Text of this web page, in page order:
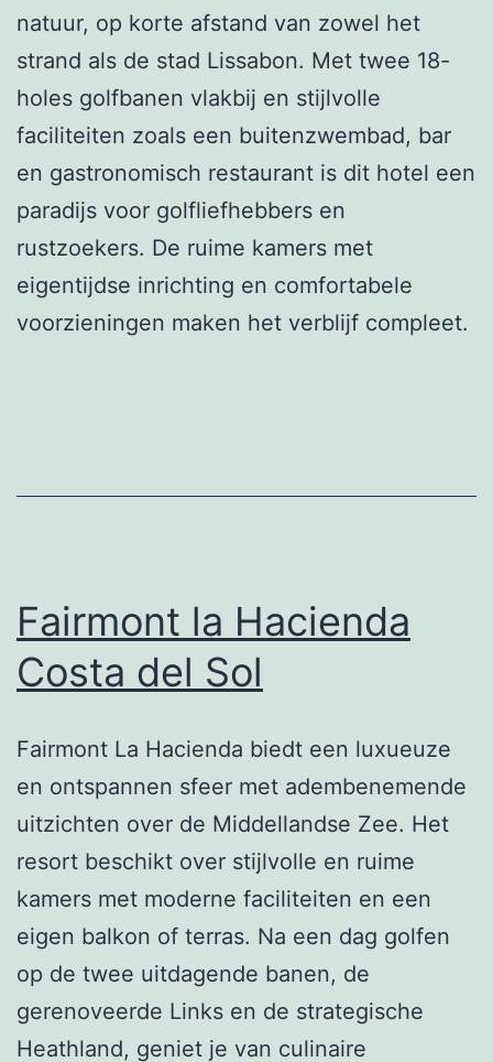
natuur, op korte afstand van zowel het
strand als de stad Lissabon. Met twee 18-
holes golfbanen vlakbij en stijlvolle
faciliteiten zoals een buitenzwembad, bar
en gastronomisch restaurant is dit hotel een
paradijs voor golfliefhebbers en
rustzoekers. De ruime kamers met
eigentijdse inrichting en comfortabele
voorzieningen maken het verblijf compleet.
Fairmont la Hacienda
Costa del Sol
Fairmont La Hacienda biedt een luxueuze
en ontspannen sfeer met adembenemende
uitzichten over de Middellandse Zee. Het
resort beschikt over stijlvolle en ruime
kamers met moderne faciliteiten en een
eigen balkon of terras. Na een dag golfen
op de twee uitdagende banen, de
gerenoveerde Links en de strategische
Heathland, geniet je van culinaire